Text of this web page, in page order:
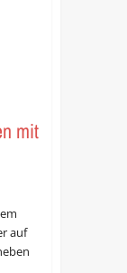
mit
auf